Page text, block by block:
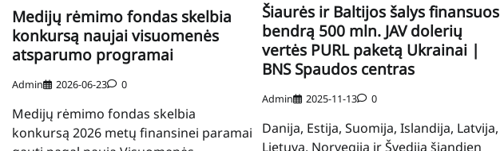
Medijų rėmimo fondas skelbia
konkursą naujai visuomenės
atsparumo programai
Admin 2026-06-23 0
Medijų rėmimo fondas skelbia
konkursą 2026 metų finansinei paramai
Šiaurės ir Baltijos šalys finansuos
bendrą 500 mln. JAV dolerių
vertės PURL paketą Ukrainai |
BNS Spaudos centras
Admin 2025-11-13 0
Danija, Estija, Suomija, Islandija, Latvija,
Lietuva, Norvegija ir Švedija šiandien